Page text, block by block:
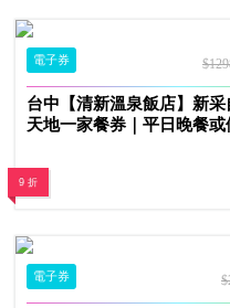
電子券
台中【清新溫泉飯店】新
天地一家餐券｜平日晚餐或
9 折
電子券